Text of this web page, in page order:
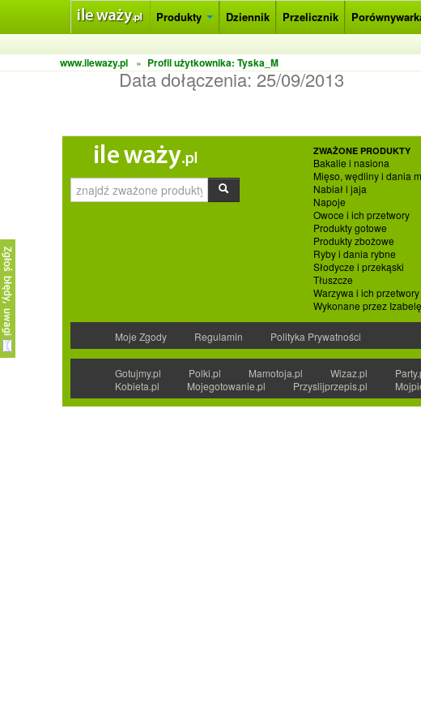
Produkty Dziennik Przelicznik
www.ilewazy.pl
» Profil użytkownika: Tyska_M
Data dołączenia:25/09/2013
ZWAŻONE PRODUKTY
Bakalie i nasiona
Mięso, wędliny i dania
Nabiał i jaja
Napoje
Owoce i ich przetwory
Produkty gotowe
Produkty zbożowe
Ryby i dania rybne
Słodycze i przekąski
Tłuszcze
Warzywa i ich przetwory
Wykonane przez Izabelę
Moje Zgody Regulamin Polityka Prywatności
Gotujmy.pl Polki.pl Mamotoja.pl Wizaz.pl
Kobieta.pl
Mojegotowanie.pl Przyslijprzepis.pl